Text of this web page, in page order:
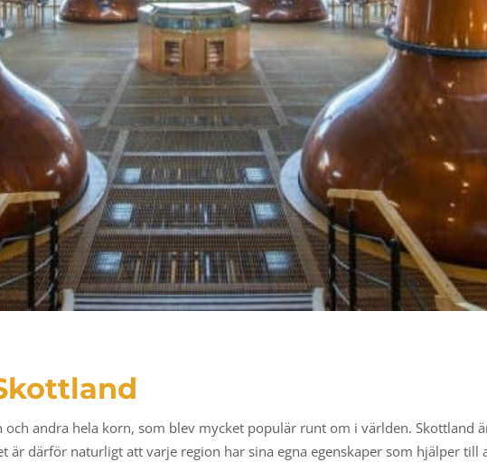
andra hela korn, som blev mycket populär runt om i världen. Skottland
är därför naturligt att varje region har sina egna egenskaper som hjälper